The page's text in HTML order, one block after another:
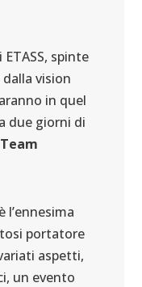
spinte
vision
in quel
due giorni di
Team
l’ennesima
portatore
aspetti,
un evento